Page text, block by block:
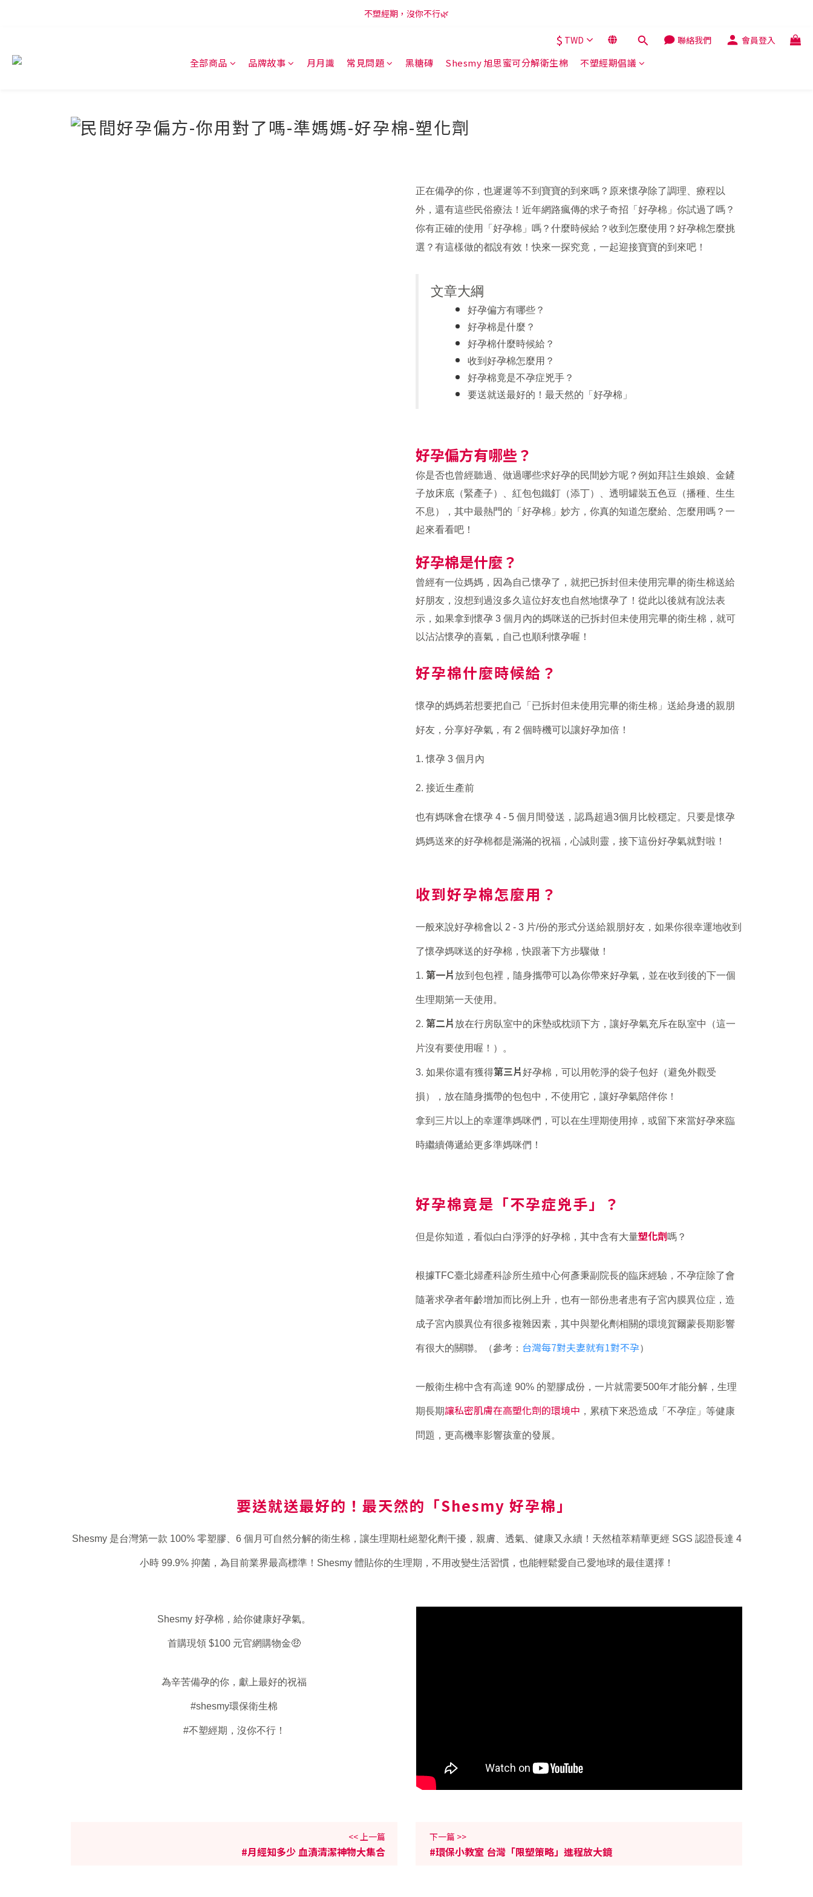
新會員享購物金100元，開啟LINE訂閱再領50元😍
不塑經期，沒你不行🌿
$ TWD 聯絡我們 會員登入
全部商品 品牌故事 月月識 常見問題 黑糖磚 Shesmy 旭思蜜可分解衛生棉 不塑經期倡議
正在備孕的你，也遲遲等不到寶寶的到來嗎？原來懷孕除了調理、療程以
外，還有這些民俗療法！近年網路瘋傳的求子奇招「好孕棉」你試過了嗎？
你有正確的使用「好孕棉」嗎？什麼時候給？收到怎麼使用？好孕棉怎麼挑
選？有這樣做的都說有效！快來一探究竟，一起迎接寶寶的到來吧！
文章大綱
好孕偏方有哪些？
好孕棉是什麼？
好孕棉什麼時候給？
收到好孕棉怎麼用？
好孕棉竟是不孕症兇手？
要送就送最好的！最天然的「好孕棉」
好孕偏方有哪些？
你是否也曾經聽過、做過哪些求好孕的民間妙方呢？例如拜註生娘娘、金鏟
子放床底（緊產子）、紅包包鐵釘（添丁）、透明罐裝五色豆（播種、生生
不息），其中最熱門的「好孕棉」妙方，你真的知道怎麼給、怎麼用嗎？一
起來看看吧！
好孕棉是什麼？
曾經有一位媽媽，因為自己懷孕了，就把已拆封但未使用完畢的衛生棉送給
好朋友，沒想到過沒多久這位好友也自然地懷孕了！從此以後就有說法表
示，如果拿到懷孕 3 個月內的媽咪送的已拆封但未使用完畢的衛生棉，就可
以沾沾懷孕的喜氣，自己也順利懷孕喔！
好孕棉什麼時候給？
懷孕的媽媽若想要把自己「已拆封但未使用完畢的衛生棉」送給身邊的親朋
好友，分享好孕氣，有 2 個時機可以讓好孕加倍！
1. 懷孕 3 個月內
2. 接近生產前
也有媽咪會在懷孕 4 - 5 個月間發送，認爲超過3個月比較穩定。只要是懷孕
媽媽送來的好孕棉都是滿滿的祝福，心誠則靈，接下這份好孕氣就對啦！
收到好孕棉怎麼用？
一般來說好孕棉會以 2 - 3 片/份的形式分送給親朋好友，如果你很幸運地收到
了懷孕媽咪送的好孕棉，快跟著下方步驟做！
1. 第一片 放到包包裡，隨身攜帶可以為你帶來好孕氣，並在收到後的下一個
生理期第一天使用。
2. 第二片 放在行房臥室中的床墊或枕頭下方，讓好孕氣充斥在臥室中（這一
片沒有要使用喔！）。
3. 如果你還有獲得第三片好孕棉，可以用乾淨的袋子包好（避免外觀受
損），放在隨身攜帶的包包中，不使用它，讓好孕氣陪伴你！
拿到三片以上的幸運準媽咪們，可以在生理期使用掉，或留下來當好孕來臨
時繼續傳遞給更多準媽咪們！
好孕棉竟是「不孕症兇手」？
但是你知道，看似白白淨淨的好孕棉，其中含有大量塑化劑嗎？
根據TFC臺北婦產科診所生殖中心何彥秉副院長的臨床經驗，不孕症除了會
隨著求孕者年齡增加而比例上升，也有一部份患者患有子宮內膜異位症，造
成子宮內膜異位有很多複雜因素，其中與塑化劑相關的環境賀爾蒙長期影響
有很大的關聯。（參考： 台灣每7對夫妻就有1對不孕）
一般衛生棉中含有高達 90% 的塑膠成份，一片就需要500年才能分解，生理
期長期讓私密肌膚在高塑化劑的環境中 ，累積下來恐造成「不孕症」等健康
問題，更高機率影響孩童的發展。
要送就送最好的！最天然的「Shesmy 好孕棉」
Shesmy 是台灣第一款 100% 零塑膠、6 個月可自然分解的衛生棉，讓生理期杜絕塑化劑干擾，親膚、透氣、健康又永續！天然植萃精華更經 SGS 認證長達 4
小時 99.9% 抑菌，為目前業界最高標準！Shesmy 體貼你的生理期，不用改變生活習慣，也能輕鬆愛自己愛地球的最佳選擇！
Shesmy 好孕棉，給你健康好孕氣。
首購現領 $100 元官網購物金🤑
為辛苦備孕的你，獻上最好的祝福
#shesmy環保衛生棉
#不塑經期，沒你不行！
<< 上一篇
#月經知多少 血漬清潔神物大集合
下一篇 >>
#環保小教室 台灣「限塑策略」進程放大鏡